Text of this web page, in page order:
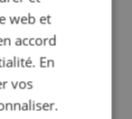
longue au
de
Saint-
offrant la
45 minutes
web et
accord
En
vos